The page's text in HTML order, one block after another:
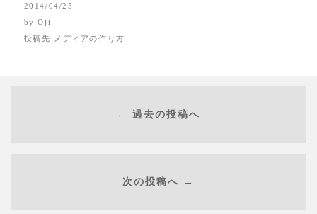
2014/04/25
byOji
投稿先
メディアの作り方
← 過去の投稿へ
次の投稿へ →